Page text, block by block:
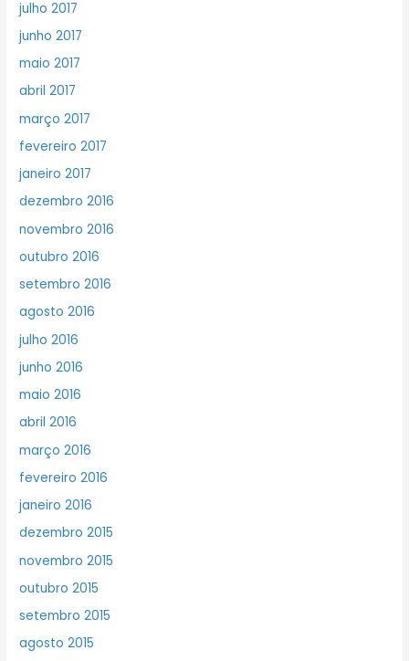
julho 2017
junho 2017
maio 2017
abril 2017
março 2017
fevereiro 2017
janeiro 2017
dezembro 2016
novembro 2016
outubro 2016
setembro 2016
agosto 2016
julho 2016
junho 2016
maio 2016
abril 2016
março 2016
fevereiro 2016
janeiro 2016
dezembro 2015
novembro 2015
outubro 2015
setembro 2015
agosto 2015